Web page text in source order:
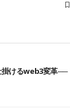
掛けるweb3変革